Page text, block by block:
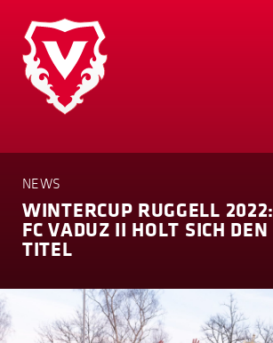
NEWS
WINTERCUP RUGGELL 2022:
FC VADUZ II HOLT SICH DEN
TITEL